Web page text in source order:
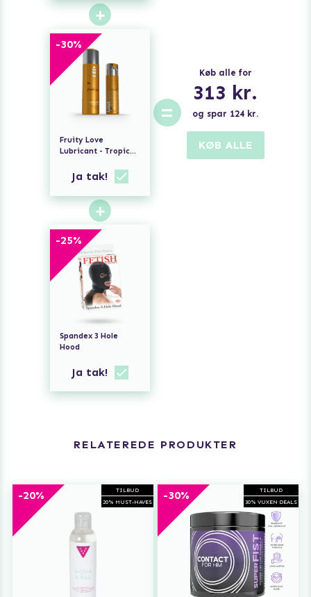
+
-30%
Fruity Love
Lubricant - Tropical
Ja tak!
+
-25%
Spandex 3 Hole
Hood
Ja tak!
=
Køb alle for
313 kr.
og spar 124 kr.
KØB ALLE
RELATEREDE PRODUKTER
TILBUD
20% MUST-HAVES
-20%
TILBUD
30% VUXEN DEALS
-30%